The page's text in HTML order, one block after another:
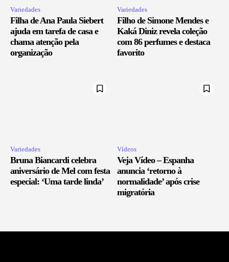
Variedades
Filha de Ana Paula Siebert
ajuda em tarefa de casa e
chama atenção pela
organização
Variedades
Filho de Simone Mendes e
Kaká Diniz revela coleção
com 86 perfumes e destaca
favorito
Variedades
Bruna Biancardi celebra
aniversário de Mel com festa
especial: ‘Uma tarde linda’
Vídeos
Veja Vídeo – Espanha
anuncia ‘retorno à
normalidade’ após crise
migratória